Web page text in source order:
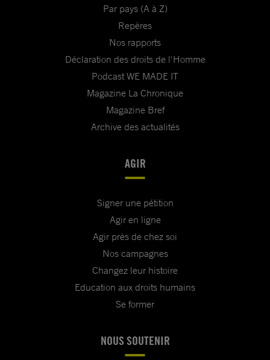
Par pays (A à Z)
Repères
Nos rapports
Déclaration des droits de l'Homme
Podcast WE MADE IT
Magazine La Chronique
Magazine Bref
Archive des actualités
AGIR
Signer une pétition
Agir en ligne
Agir près de chez soi
Nos campagnes
Changez leur histoire
Education aux droits humains
Se former
NOUS SOUTENIR